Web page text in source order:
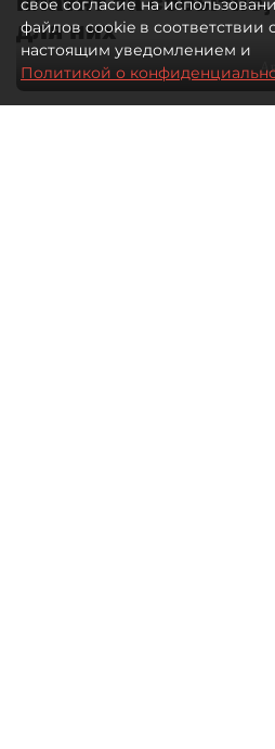
для них
свое согласие на
файлов cookie в соответствии
настоящим уведомлением и
Политикой о